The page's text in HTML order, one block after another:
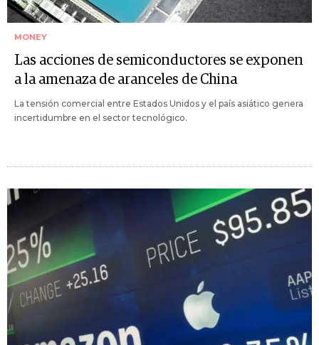
MONEY
Las acciones de semiconductores se exponen
a la amenaza de aranceles de China
La tensión comercial entre Estados Unidos y el país asiático genera
incertidumbre en el sector tecnológico.